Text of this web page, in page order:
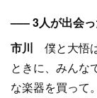
––– 3人が出会
市川 僕と大悟
ときに、みんな
な楽器を買って